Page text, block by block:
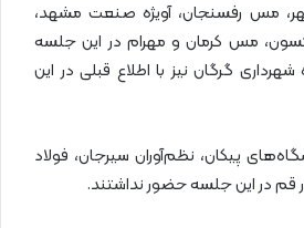
مس رفسنجان، آویژه صنعت مشهد،
اکسون، مس کرمان و مهرام در این جلسه
گرگان نیز با اطلاع قبلی در این
پیکان، نظم‌آوران سیرجان، فولاد
قم در این جلسه حضور نداشتند.